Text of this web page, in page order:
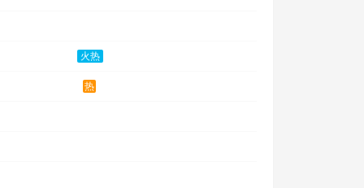
火热
热